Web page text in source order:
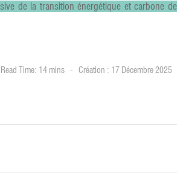
de la transition énergétique et carbone de
Read Time: 14 mins Création : 17 Décembre 2025